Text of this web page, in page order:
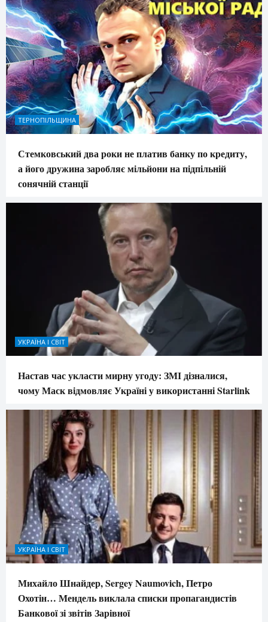
ТЕРНОПІЛЬЩИНА
Стемковський два роки не платив банку по кредиту,
а його дружина заробляє мільйони на підпільній
сонячній станції
УКРАЇНА І СВІТ
Настав час укласти мирну угоду: ЗМІ дізналися,
чому Маск відмовляє Україні у використанні Starlink
УКРАЇНА І СВІТ
Михайло Шнайдер, Sergey Naumovich, Петро
Охотін… Мендель виклала списки пропагандистів
Банкової зі звітів Зарівної